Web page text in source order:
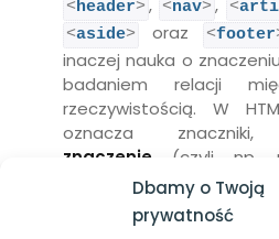
Dbamy o Twoją
prywatność
Struktura witryny – dostępne
rodzaje bloków, semantyka
Układanie bloków – float:left,
display:inline-block, display:flex
<header> , <nav> , <
<aside> oraz <footer
inaczej nauka o
badaniem relacji
rzeczywistością. W
oznacza
znaczenie (czyli np.
nagłówek”, “to jest
Regulamin serwisu
Polityka prywatności
Nasz kanał YouTube
Egzamin-informatyk.pl
Egzamin-programista.pl